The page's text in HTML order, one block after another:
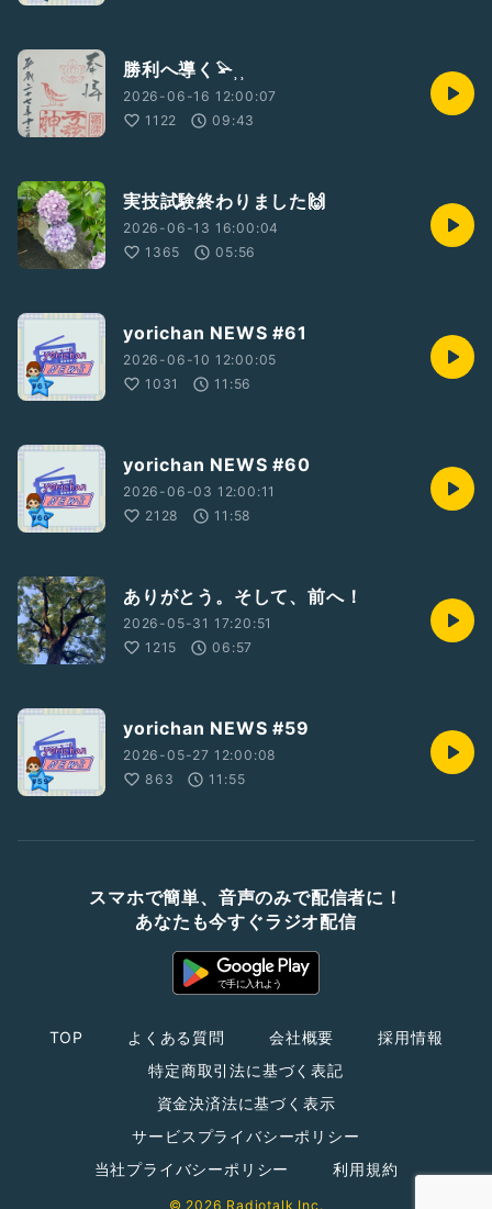
勝利へ導く𓅫⸒⸒
2026-06-16 12:00:07
1122
09:43
実技試験終わりました🙌
2026-06-13 16:00:04
1365
05:56
yorichan NEWS #61
2026-06-10 12:00:05
1031
11:56
yorichan NEWS #60
2026-06-03 12:00:11
2128
11:58
ありがとう。そして、前へ！
2026-05-31 17:20:51
1215
06:57
yorichan NEWS #59
2026-05-27 12:00:08
863
11:55
スマホで簡単、音声のみで配信者に！
あなたも今すぐラジオ配信
TOP よくある質問 会社概要
採用情報
特定商取引法に基づく表記
資金決済法に基づく表示
サービスプライバシーポリシー
当社プライバシーポリシー
利用規約
© 2026 Radiotalk Inc.